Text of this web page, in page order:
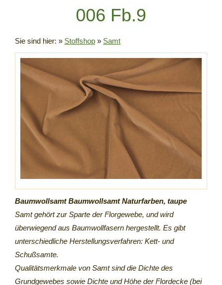
006 Fb.9
Sie sind hier: » Stoffshop » Samt
Baumwollsamt Baumwollsamt Naturfarben, taupe
Samt gehört zur Sparte der Florgewebe, und wird
überwiegend aus Baumwollfasern hergestellt. Es gibt
unterschiedliche Herstellungsverfahren: Kett- und
Schußsamte.
Qualitätsmerkmale von Samt sind die Dichte des
Grundgewebes sowie Dichte und Höhe der Flordecke (bei